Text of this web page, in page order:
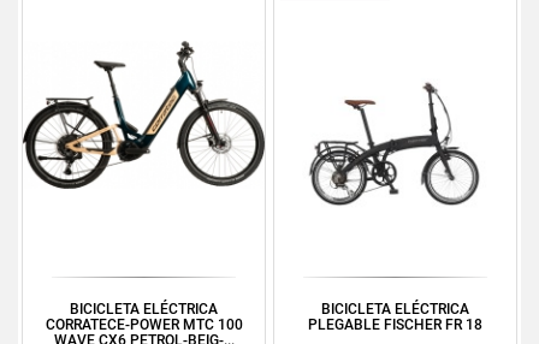
BICICLETA ELÉCTRICA
CORRATECE-POWER MTC 100
WAVE CX6 PETROL-BEIG-...
BICICLETA ELÉCTRICA
PLEGABLE FISCHER FR 18